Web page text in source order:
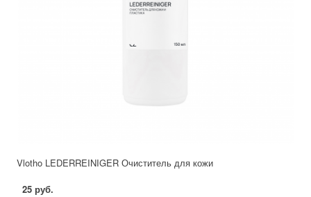
Vlotho LEDERREINIGER Очиститель для кожи
25 руб.